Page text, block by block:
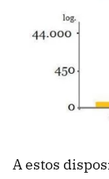
A estos